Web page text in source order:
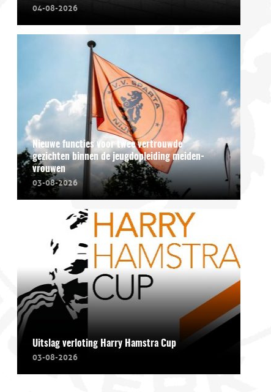
04-08-2026
Nieuwe functies voor twee vertrouwde
gezichten binnen de jeugdopleiding meiden-
vrouwen
03-08-2026
Uitslag verloting Harry Hamstra Cup
03-08-2026